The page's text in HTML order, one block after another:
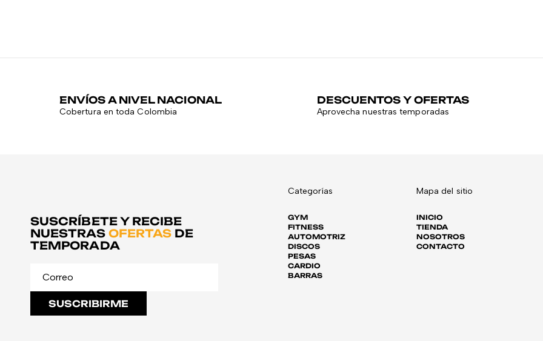
ENVÍOS A NIVEL NACIONAL
Cobertura en toda Colombia
DESCUENTOS Y OFERTAS
Aprovecha nuestras temporadas
SUSCRÍBETE Y RECIBE
NUESTRAS OFERTAS DE
TEMPORADA
SUSCRIBIRME
Categorías
GYM
FITNESS
AUTOMOTRIZ
DISCOS
PESAS
CARDIO
BARRAS
Mapa del sitio
INICIO
TIENDA
NOSOTROS
CONTACTO